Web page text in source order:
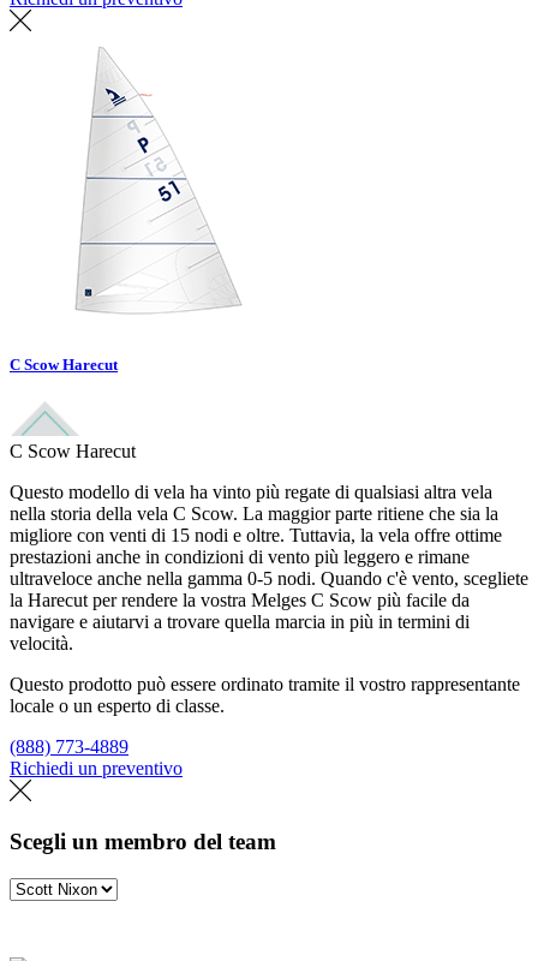
C Scow Harecut
C Scow Harecut
Questo modello di vela ha vinto più regate di qualsiasi altra vela
nella storia della vela C Scow. La maggior parte ritiene che sia la
migliore con venti di 15 nodi e oltre. Tuttavia, la vela offre ottime
prestazioni anche in condizioni di vento più leggero e rimane
ultraveloce anche nella gamma 0-5 nodi. Quando c'è vento, scegliete
la Harecut per rendere la vostra Melges C Scow più facile da
navigare e aiutarvi a trovare quella marcia in più in termini di
velocità.
Questo prodotto può essere ordinato tramite il vostro rappresentante
locale o un esperto di classe.
(888) 773-4889
Richiedi un preventivo
Scegli un membro del team